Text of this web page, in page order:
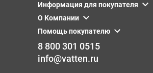
Информация для покупателя
О Компании
Помощь покупателю
8 800 301 0515
info@vatten.ru